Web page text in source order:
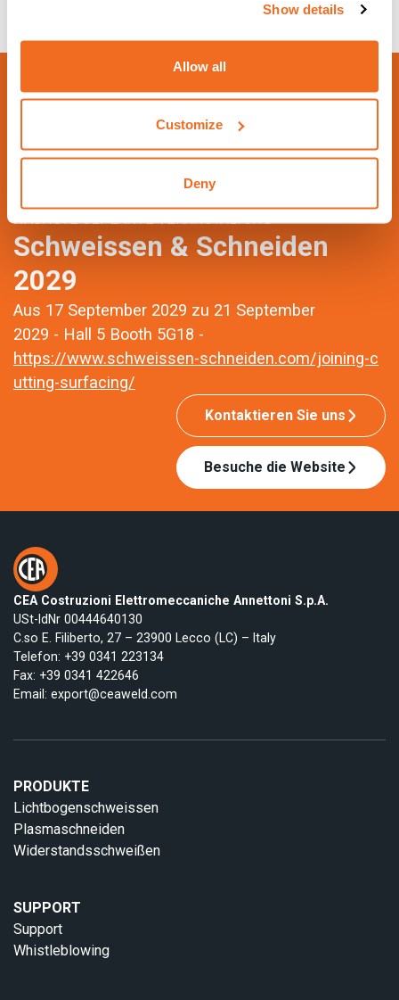
Show details
Allow all
Customize
Deny
Schweissen & Schneiden
2029
Aus 17 September 2029 zu 21 September
2029 - Hall 5 Booth 5G18 -
https://www.schweissen-schneiden.com/joining-c
utting-surfacing/
Kontaktieren Sie uns
Besuche die Website
CEA Costruzioni Elettromeccaniche Annettoni S.p.A.
USt-IdNr 00444640130
C.so E. Filiberto, 27 – 23900 Lecco (LC) – Italy
Telefon: +39 0341 223134
Fax: +39 0341 422646
Email: export@ceaweld.com
PRODUKTE
Lichtbogenschweissen
Plasmaschneiden
Widerstandsschweißen
SUPPORT
Support
Whistleblowing